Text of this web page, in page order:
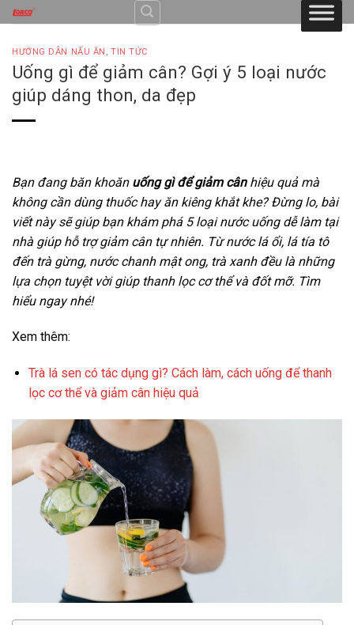
Skip
to
content
HƯỚNG DẪN NẤU ĂN ,TIN TỨC
Uống gì để giảm cân? Gợi ý 5 loại nước
giúp dáng thon, da đẹp
Bạn đang băn khoăn uống gì để giảm cânhiệu quả mà
không cần dùng thuốc hay ăn kiêng khắt khe? Đừng lo, bài
viết này sẽ giúp bạn khám phá 5 loại nước uống dễ làm tại
nhà giúp hỗ trợ giảm cân tự nhiên. Từ nước lá ổi, lá tía tô
đến trà gừng, nước chanh mật ong, trà xanh đều là những
lựa chọn tuyệt vời giúp thanh lọc cơ thể và đốt mỡ. Tìm
hiểu ngay nhé!
Xem thêm:
Trà lá sen có tác dụng gì? Cách làm, cách uống để thanh
lọc cơ thể và giảm cân hiệu quả